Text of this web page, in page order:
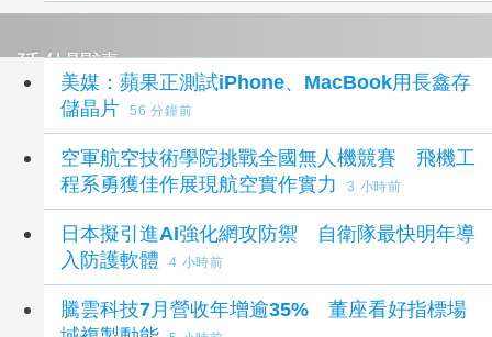
延伸閱讀
美媒：蘋果正測試iPhone、MacBook用長鑫存
儲晶片
56 分鐘前
空軍航空技術學院挑戰全國無人機競賽 飛機工
程系勇獲佳作展現航空實作實力
3 小時前
日本擬引進AI強化網攻防禦 自衛隊最快明年導
入防護軟體
4 小時前
騰雲科技7月營收年增逾35% 董座看好指標場